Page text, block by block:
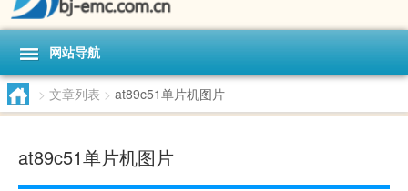
网站导航
> 文章列表 > at89c51单片机图片
at89c51单片机图片